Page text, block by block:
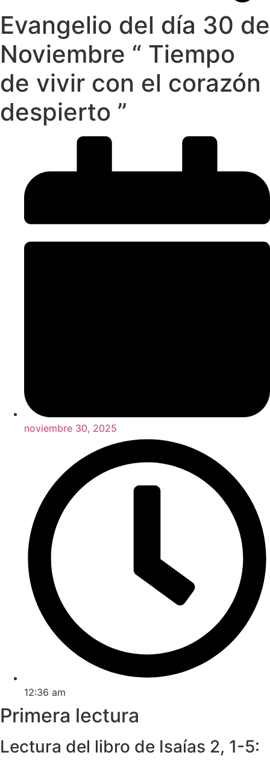
Evangelio del día 30 de
Noviembre “ Tiempo
de vivir con el corazón
despierto ”
noviembre 30, 2025
12:36 am
Primera lectura
Lectura del libro de Isaías 2, 1-5: